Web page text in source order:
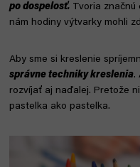
po dospelosť. Tvoria
nám hodiny výtvarky mohli
Aby sme si kreslenie
správne techniky kreslenia.
rozvíjať aj naďalej. Pretože
pastelka ako pastelka.